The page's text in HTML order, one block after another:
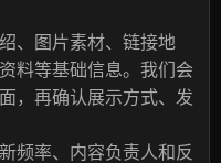
、图片素材、链接地
料等基础信息。我们会
，再确认展示方式、发
频率、内容负责人和反